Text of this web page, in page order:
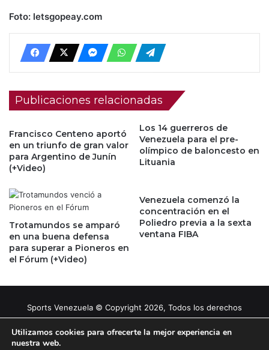
Foto: letsgopeay.com
Publicaciones relacionadas
Francisco Centeno aportó
en un triunfo de gran valor
para Argentino de Junín
(+Video)
Los 14 guerreros de
Venezuela para el pre-
olímpico de baloncesto en
Lituania
Trotamundos se amparó
en una buena defensa
para superar a Pioneros en
el Fórum (+Video)
Venezuela comenzó la
concentración en el
Poliedro previa a la sexta
ventana FIBA
Sports Venezuela © Copyright 2026, Todos los derechos
Utilizamos cookies para ofrecerte la mejor experiencia en
nuestra web.